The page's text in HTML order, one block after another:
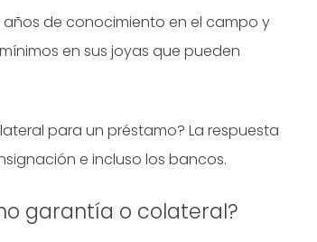
de conocimiento en el campo y
en sus joyas que pueden
para un préstamo? La respuesta
e incluso los bancos.
garantía o colateral?